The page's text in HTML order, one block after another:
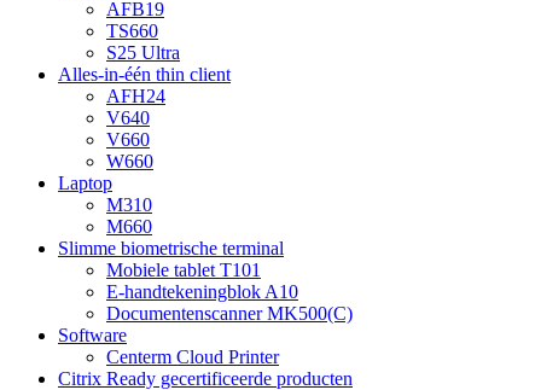
AFB19
TS660
S25 Ultra
Alles-in-één thin client
AFH24
V640
V660
W660
Laptop
M310
M660
Slimme biometrische terminal
Mobiele tablet T101
E-handtekeningblok A10
Documentenscanner MK500(C)
Software
Centerm Cloud Printer
Citrix Ready gecertificeerde producten